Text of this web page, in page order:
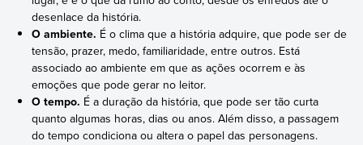
desenlace da história.
O ambiente. É o clima que a história adquire, que pode ser de
tensão, prazer, medo, familiaridade, entre outros. Está
associado ao ambiente em que as ações ocorrem e às
emoções que pode gerar no leitor.
O tempo. É a duração da história, que pode ser tão curta
quanto algumas horas, dias ou anos. Além disso, a passagem
do tempo condiciona ou altera o papel das personagens.